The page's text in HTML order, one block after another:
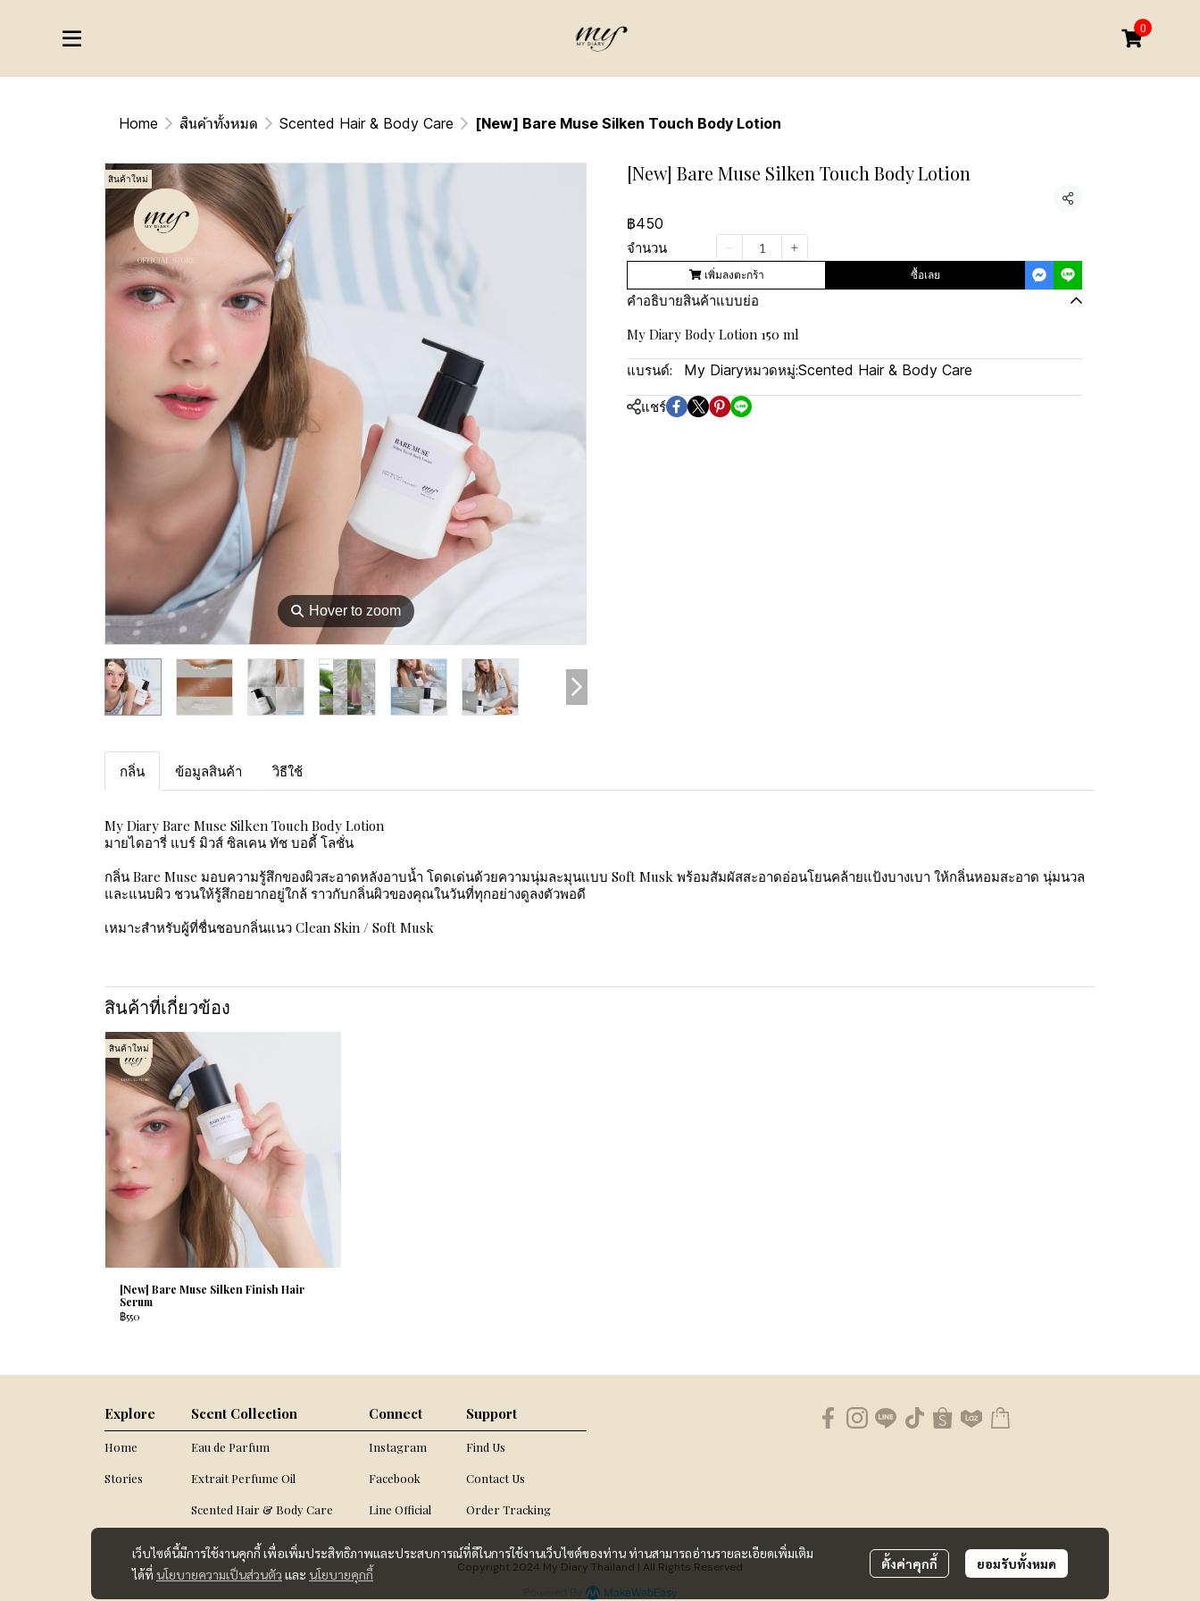
0
Home สินค้าทั้งหมด Scented Hair & Body Care [New] Bare Muse Silken Touch Body Lotion
⚲ Hover to zoom
สินค้าใหม่ [New] Bare Muse Silken Touch Body Lotion
แชร์
฿450
จำนวน
เพิ่มลงตะกร้า ซื้อเลย
คำอธิบายสินค้าแบบย่อ
My Diary Body Lotion 150 ml
แบรนด์:
My Diaryหมวดหมู่:Scented Hair & Body Care
แชร์
กลิ่น ข้อมูลสินค้า วิธีใช้
My Diary Bare Muse Silken Touch Body Lotion
มายไดอารี่ แบร์ มิวส์ ซิลเคน ทัช บอดี้ โลชั่น
กลิ่น Bare Muse มอบความรู้สึกของผิวสะอาดหลังอาบน้ำ โดดเด่นด้วยความนุ่มละมุนแบบ Soft Musk พร้อมสัมผัสสะอาดอ่อนโยนคล้ายแป้งบางเบา ให้กลิ่นหอมสะอาด นุ่มนวล
และแนบผิว ชวนให้รู้สึกอยากอยู่ใกล้ ราวกับกลิ่นผิวของคุณในวันที่ทุกอย่างดูลงตัวพอดี
เหมาะสำหรับผู้ที่ชื่นชอบกลิ่นแนว Clean Skin / Soft Musk
สินค้าที่เกี่ยวข้อง
สินค้าใหม่
[New] Bare Muse Silken Finish Hair
Serum
฿550
เว็บไซต์นี้มีการใช้งานคุกกี้ เพื่อเพิ่มประสิทธิภาพและประสบการณ์ที่ดีในการใช้งานเว็บไซต์ของท่าน ท่านสามารถอ่านรายละเอียดเพิ่มเติม
ได้ที่ นโยบายความเป็นส่วนตัว และ นโยบายคุกกี้
ตั้งค่าคุกกี้ ยอมรับทั้งหมด
Explore
Home
Stories
Scent Collection
Eau de Parfum
Extrait Perfume Oil
Scented Hair & Body Care
Connect
Instagram
Facebook
Line Official
Support
Find Us
Contact Us
Order Tracking
Copyright 2024 My Diary Thailand | All Rights Reserved
MakeWebEasy